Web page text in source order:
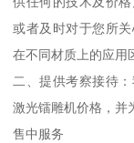
或者及时对于您所
在不同材质上的应用
二、提供考察接待
激光镭雕机价格，并
售中服务